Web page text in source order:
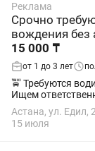
Реклама
Срочно
вождения без
15 000 ₸
от 1 до 3 лет
🚖 Требуются
Ищем
автомобилях парка. ✅ Автомобиль предоставляет
✅ Доход 50/50
Астана, ул. Едил,
15 июля